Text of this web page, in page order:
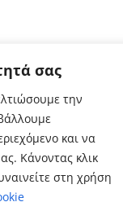
σας
την
και να
Κάνοντας κλικ
στη χρήση